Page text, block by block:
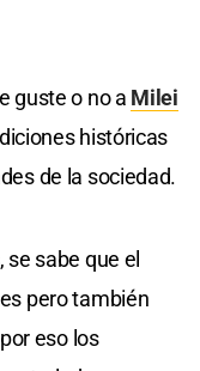
guste o no a Milei
históricas
de la sociedad.
sabe que el
pero también
eso los